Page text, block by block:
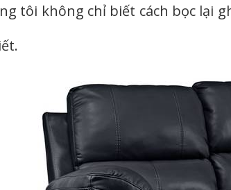
tôi không chỉ biết cách bọc lại